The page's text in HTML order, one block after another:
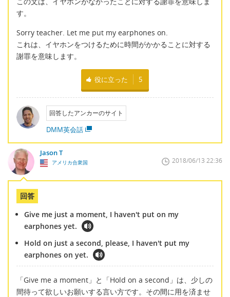
す。
Sorry teacher. Let me put my earphones on.
これは、イヤホンをつけるために時間がかかることに対する
謝罪を意味します。
役に立った 5
回答したアンカーのサイト
DMM英会話
Jason T
アメリカ合衆国 2018/06/13 22:36
回答
Give me just a moment, I haven't put on my
earphones yet.
Hold on just a second, please, I haven't put my
earphones on yet.
「Give me a moment」と「Hold on a second」は、少しの
間待って欲しいお願いする言い方です。その間に用を済ませ